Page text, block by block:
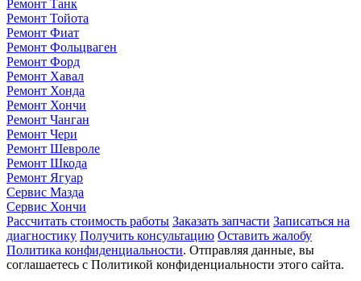
Ремонт Танк
Ремонт Тойота
Ремонт Фиат
Ремонт Фольцваген
Ремонт Форд
Ремонт Хавал
Ремонт Хонда
Ремонт Хончи
Ремонт Чанган
Ремонт Чери
Ремонт Шевроле
Ремонт Шкода
Ремонт Ягуар
Сервис Мазда
Сервис Хончи
Рассчитать стоимость работы Заказать запчасти Записаться на
диагностику Получить консультацию Оставить жалобу
Политика конфиденциальности. Отправляя данные, вы
соглашаетесь с Политикой конфиденциальности этого сайта.